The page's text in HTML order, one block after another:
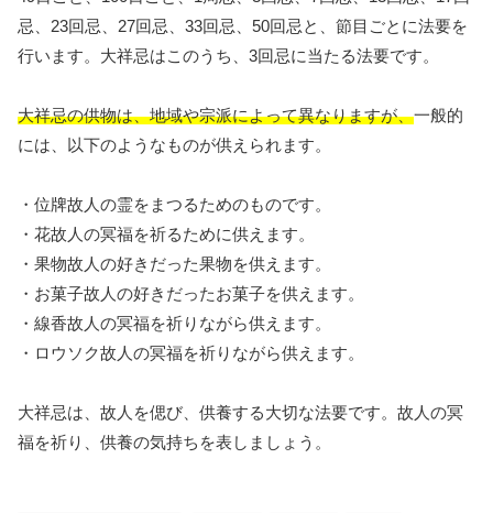
忌、23回忌、27回忌、33回忌、50回忌と、節目ごとに法要を
行います。大祥忌はこのうち、3回忌に当たる法要です。
大祥忌の供物は、地域や宗派によって異なりますが、一般的
には、以下のようなものが供えられます。
・位牌故人の霊をまつるためのものです。
・花故人の冥福を祈るために供えます。
・果物故人の好きだった果物を供えます。
・お菓子故人の好きだったお菓子を供えます。
・線香故人の冥福を祈りながら供えます。
・ロウソク故人の冥福を祈りながら供えます。
大祥忌は、故人を偲び、供養する大切な法要です。故人の冥
福を祈り、供養の気持ちを表しましょう。